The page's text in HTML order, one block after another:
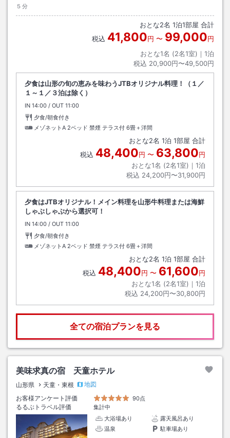
５分
おとな2名 1泊1部屋 合計
税込 41,800円 〜 99,000円
おとな1名 (2名1室)｜ 1泊
税込 20,900円〜49,500円
夕食は山形の旬の恵みを味わうJTBオリジナル料理！（１／
１～１／３泊は除く）
IN チェックイン
14:00 / OUT チェックアウト
11:00
夕食/朝食付き
メゾネットA 2ベッド 禁煙 テラス付 6畳＋洋間
おとな2名 1泊 1部屋 合計
税込 48,400円 〜 63,800円
おとな1名 (2名1室)｜ 1泊
税込 24,200円〜31,900円
夕食はJTBオリジナル！メイン料理を山形牛料理または海鮮
しゃぶしゃぶから選択可！
IN チェックイン
14:00 / OUT チェックアウト
11:00
夕食/朝食付き
メゾネットA 2ベッド 禁煙 テラス付 6畳＋洋間
おとな2名 1泊 1部屋 合計
税込 48,400円 〜 61,600円
おとな1名 (2名1室)｜ 1泊
税込 24,200円〜30,800円
全ての宿泊プランを見る
美味求真の宿 天童ホテル
山形県 天童・東根
地図
お客様アンケート評価
90点
るるぶトラベル評価
集計中
大浴場あり
露天風呂あり
温泉
駐車場あり